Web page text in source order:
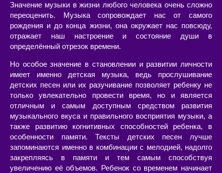
Значение музыки в жизни любого человека очень сложно
переоценить. Музыка сопровождает нас от самого
рождения и до конца жизни, она окружает нас повсюду,
отражает наш настроение и состояние души в
определённый отрезок времени.
Но особое значение в становлении и развитии личности
имеет именно детская музыка, ведь прослушивание
детских песен или их разучивание позволяет ребенку не
только увлекательно провести время, но и является
отличным и самым доступным средством развития
музыкального вкуса и правильного восприятия музыки, а
также развитию когнитивных способностей ребенка, в
особенности памяти. Тексты детских песен лучше
запоминаются именно в комбинации с мелодией, надолго
закрепляясь в памяти и тем самым способствуя
увеличению её объемов. Ребенок со временем начинает